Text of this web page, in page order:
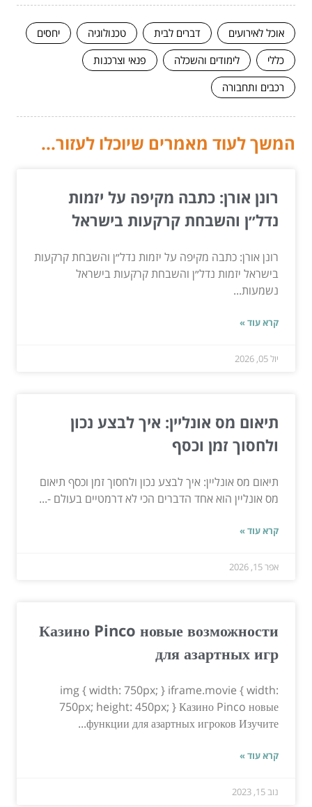
אוכל לאירועים דברים לבית טכנולוגיה
יחסים
כללי
לימודים והשכלה
פנאי וצרכנות
רכבים ותחבורה
המשך לעוד מאמרים שיוכלו לעזור...
רונן אורן: כתבה מקיפה על יזמות
נדל״ן והשבחת קרקעות בישראל
רונן אורן: כתבה מקיפה על יזמות נדל״ן והשבחת קרקעות
בישראל יזמות נדל״ן והשבחת קרקעות בישראל
נשמעות...
קרא עוד »
יול 05, 2026
תיאום מס אונליין: איך לבצע נכון
ולחסוך זמן וכסף
תיאום מס אונליין: איך לבצע נכון ולחסוך זמן וכסף תיאום
מס אונליין הוא אחד הדברים הכי לא דרמטיים בעולם -...
קרא עוד »
אפר 15, 2026
Казино Pinco новые возможности
для азартных игр
img { width: 750px; } iframe.movie { width:
750px; height: 450px; } Казино Pinco новые
функции для азартных игроков Изучите...
קרא עוד »
נוב 15, 2023